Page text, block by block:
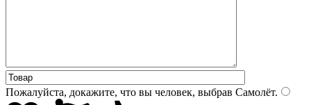
Пожалуйста, докажите, что вы человек, выбрав Самолёт.